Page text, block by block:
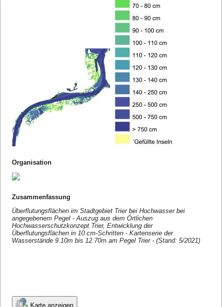
Organisation
Zusammenfassung
Überflutungsflächen im Stadtgebiet Trier bei Hochwasser bei
angegebenem Pegel - Auszug aus dem Örtlichen
Hochwasserschutzkonzept Trier, Entwicklung der
Überflutungsflächen in 10 cm-Schritten - Kartenserie der
Wasserstände 9.10m bis 12.70m am Pegel Trier - (Stand: 5/2021)
Karte anzeigen